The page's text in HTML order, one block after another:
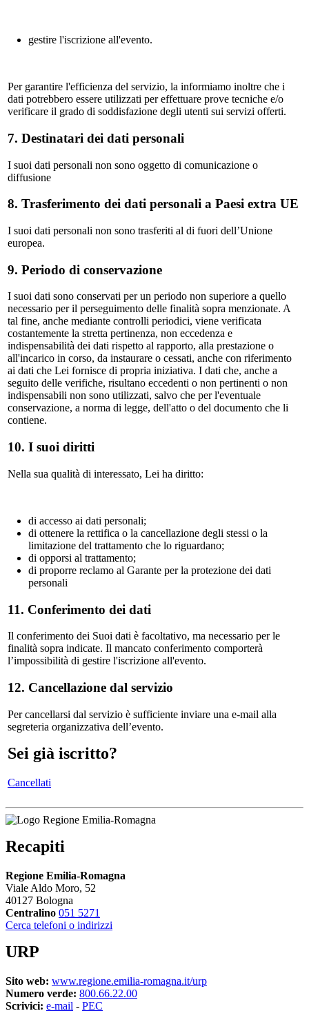
gestire l'iscrizione all'evento.
Per garantire l'efficienza del servizio, la informiamo inoltre che i
dati potrebbero essere utilizzati per effettuare prove tecniche e/o
verificare il grado di soddisfazione degli utenti sui servizi offerti.
7. Destinatari dei dati personali
I suoi dati personali non sono oggetto di comunicazione o
diffusione
8. Trasferimento dei dati personali a Paesi extra UE
I suoi dati personali non sono trasferiti al di fuori dell’Unione
europea.
9. Periodo di conservazione
I suoi dati sono conservati per un periodo non superiore a quello
necessario per il perseguimento delle finalità sopra menzionate. A
tal fine, anche mediante controlli periodici, viene verificata
costantemente la stretta pertinenza, non eccedenza e
indispensabilità dei dati rispetto al rapporto, alla prestazione o
all'incarico in corso, da instaurare o cessati, anche con riferimento
ai dati che Lei fornisce di propria iniziativa. I dati che, anche a
seguito delle verifiche, risultano eccedenti o non pertinenti o non
indispensabili non sono utilizzati, salvo che per l'eventuale
conservazione, a norma di legge, dell'atto o del documento che li
contiene.
10. I suoi diritti
Nella sua qualità di interessato, Lei ha diritto:
di accesso ai dati personali;
di ottenere la rettifica o la cancellazione degli stessi o la
limitazione del trattamento che lo riguardano;
di opporsi al trattamento;
di proporre reclamo al Garante per la protezione dei dati
personali
11. Conferimento dei dati
Il conferimento dei Suoi dati è facoltativo, ma necessario per le
finalità sopra indicate. Il mancato conferimento comporterà
l’impossibilità di gestire l'iscrizione all'evento.
12. Cancellazione dal servizio
Per cancellarsi dal servizio è sufficiente inviare una e-mail alla
segreteria organizzativa dell’evento.
Sei già iscritto?
Cancellati
Recapiti
Regione Emilia-Romagna
Viale Aldo Moro, 52
40127 Bologna
Centralino 051 5271
Cerca telefoni o indirizzi
URP
Sito web: www.regione.emilia-romagna.it/urp
Numero verde: 800.66.22.00
Scrivici: e-mail - PEC